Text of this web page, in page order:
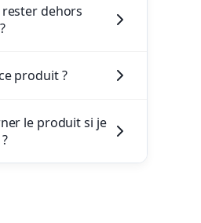
dehors
produit ?
le produit si je